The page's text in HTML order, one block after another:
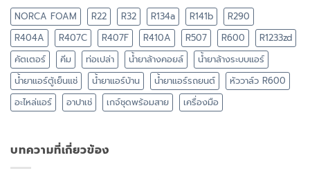
NORCA FOAM R22 R32 R134a R141b
R290
R404A
R407C R407F R410A R507 R600
R1233zd
คัตเตอร์
คีม ท่อเปล่า น้ำยาล้างคอยล์
น้ำยาล้างระบบแอร์
น้ำยาแอร์ตู้เย็นแช่
น้ำยาแอร์บ้าน น้ำยาแอร์รถยนต์
หัววาล์ว R600
อะไหล่แอร์
อาปาเช่ เกจ์ชุดพร้อมสาย เครื่องมือ
บทความที่เกี่ยวข้อง